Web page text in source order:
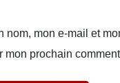
nom, mon e-mail et
mon prochain